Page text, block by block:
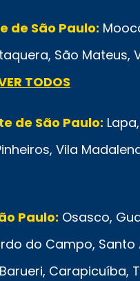
de São Paulo:
São Mateus,
TODOS
de São Paulo:
Vila
Paulo: Osasco,
do Campo, Santo
Carapicuíba,